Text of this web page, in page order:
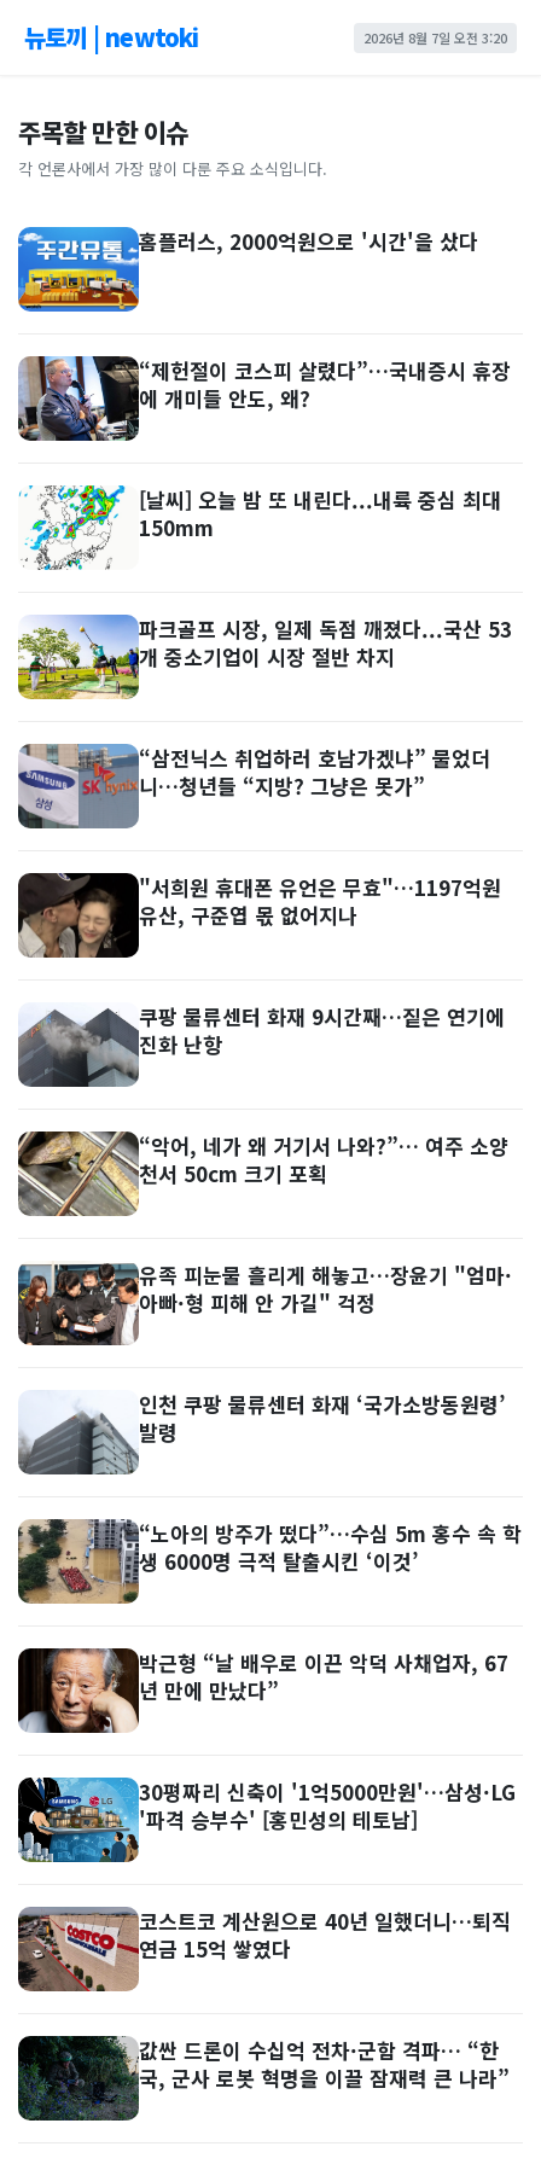
뉴토끼 | newtoki 2026년 8월 7일 오전 3:20
주목할 만한 이슈
각 언론사에서 가장 많이 다룬 주요 소식입니다.
홈플러스, 2000억원으로 '시간'을 샀다
“제헌절이 코스피 살렸다”…국내증시 휴장
에 개미들 안도, 왜?
[날씨] 오늘 밤 또 내린다...내륙 중심 최대
150mm
파크골프 시장, 일제 독점 깨졌다...국산 53
개 중소기업이 시장 절반 차지
“삼전닉스 취업하러 호남가겠냐” 물었더
니…청년들 “지방? 그냥은 못가”
"서희원 휴대폰 유언은 무효"…1197억원
유산, 구준엽 몫 없어지나
쿠팡 물류센터 화재 9시간째…짙은 연기에
진화 난항
“악어, 네가 왜 거기서 나와?”… 여주 소양
천서 50cm 크기 포획
유족 피눈물 흘리게 해놓고…장윤기 "엄마·
아빠·형 피해 안 가길" 걱정
인천 쿠팡 물류센터 화재 ‘국가소방동원령’
발령
“노아의 방주가 떴다”…수심 5m 홍수 속 학
생 6000명 극적 탈출시킨 ‘이것’
박근형 “날 배우로 이끈 악덕 사채업자, 67
년 만에 만났다”
30평짜리 신축이 '1억5000만원'…삼성·LG
'파격 승부수' [홍민성의 테토남]
코스트코 계산원으로 40년 일했더니…퇴직
연금 15억 쌓였다
값싼 드론이 수십억 전차·군함 격파… “한
국, 군사 로봇 혁명을 이끌 잠재력 큰 나라”